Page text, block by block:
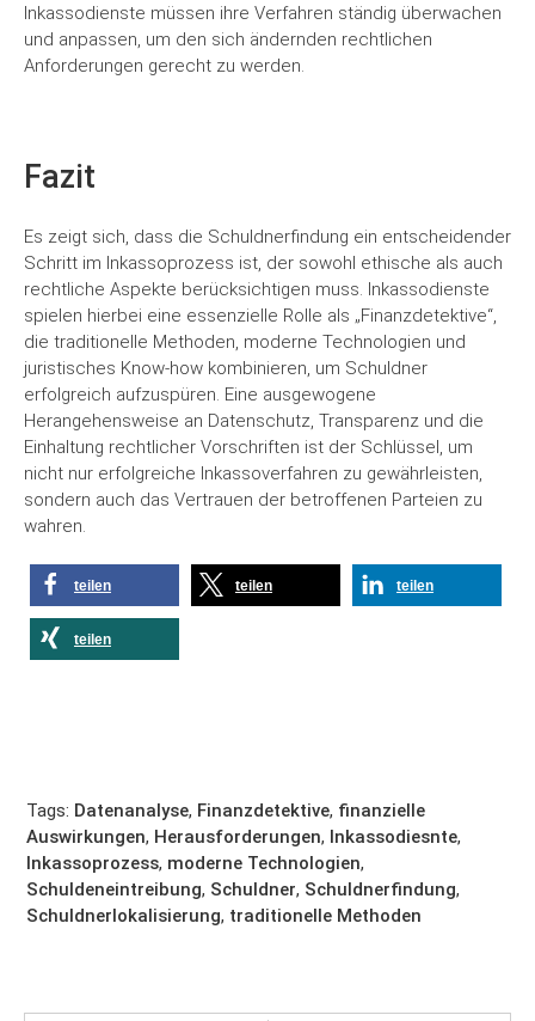
Inkassodienste müssen ihre Verfahren ständig überwachen
und anpassen, um den sich ändernden rechtlichen
Anforderungen gerecht zu werden.
Fazit
Es zeigt sich, dass die Schuldnerfindung ein entscheidender
Schritt im Inkassoprozess ist, der sowohl ethische als auch
rechtliche Aspekte berücksichtigen muss. Inkassodienste
spielen hierbei eine essenzielle Rolle als „Finanzdetektive“,
die traditionelle Methoden, moderne Technologien und
juristisches Know-how kombinieren, um Schuldner
erfolgreich aufzuspüren. Eine ausgewogene
Herangehensweise an Datenschutz, Transparenz und die
Einhaltung rechtlicher Vorschriften ist der Schlüssel, um
nicht nur erfolgreiche Inkassoverfahren zu gewährleisten,
sondern auch das Vertrauen der betroffenen Parteien zu
wahren.
teilen teilen teilen
teilen
Tags: Datenanalyse, Finanzdetektive, finanzielle
Auswirkungen, Herausforderungen, Inkassodiesnte,
Inkassoprozess, moderne Technologien,
Schuldeneintreibung, Schuldner, Schuldnerfindung,
Schuldnerlokalisierung, traditionelle Methoden